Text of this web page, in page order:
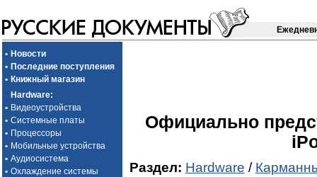
• Новости
• Последние поступления
• Книжный магазин
Hardware:
• Видеоустройства
• Системные платы
• Процессоры
• Мобильные устройства
• Аудиосистема
• Охлаждение системы
Официально
Раздел: Hardware /